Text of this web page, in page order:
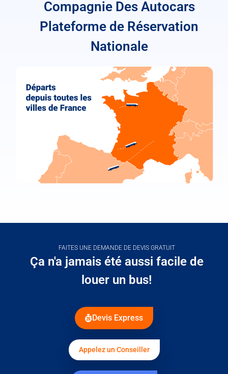
Compagnie Des Autocars
Plateforme de Réservation
Nationale
FAITES UNE DEMANDE DE DEVIS GRATUIT
Ça n'a jamais été aussi facile de
louer un bus!
Devis Express
Appelez un Conseiller